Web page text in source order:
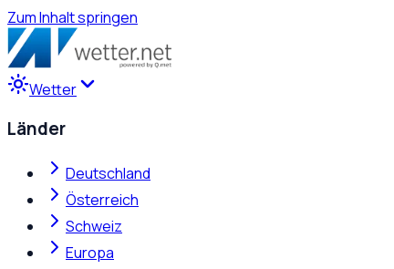
Zum Inhalt springen
Wetter
Länder
Deutschland
Österreich
Schweiz
Europa